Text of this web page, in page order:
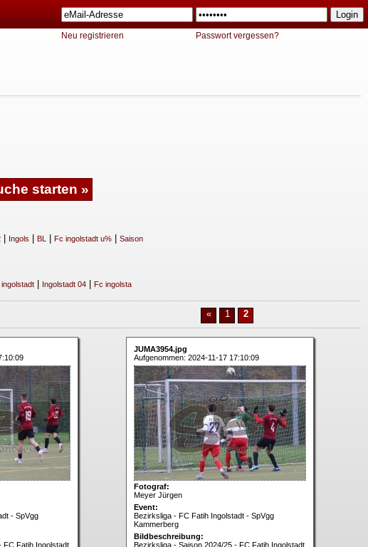
Neu registrieren Passwort vergessen?
| Ingols BL | Fc ingolstadt u%| Saison
| Ingolstadt 04| Fc ingolsta
« 1 2
- SpVgg
FC Fatih Ingolstadt
JUMA3954.jpg
Aufgenommen: 2024-11-17 17:10:09
Fotograf:
Meyer Jürgen
Event:
Bezirksliga - FC Fatih Ingolstadt - SpVgg
Kammerberg
Bildbeschreibung:
Bezirksliga - Saison 2024/25 - FC Fatih Ingolstadt